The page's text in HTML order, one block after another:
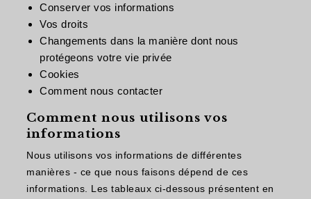
Conserver vos informations
Vos droits
Changements dans la manière dont nous
protégeons votre vie privée
Cookies
Comment nous contacter
Comment nous utilisons vos
informations
Nous utilisons vos informations de différentes
manières - ce que nous faisons dépend de ces
informations. Les tableaux ci-dessous présentent en